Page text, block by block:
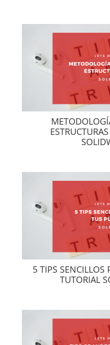
5 TIPS SENCILLOS
TUTORIAL